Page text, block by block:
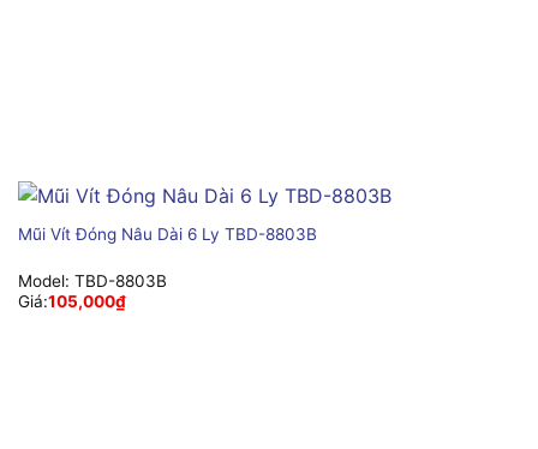
Mũi Vít Đóng Nâu Dài 6 Ly TBD-8803B
Model: TBD-8803B
Giá:105,000₫